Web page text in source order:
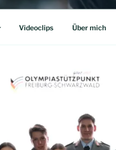
Videoclips Über mich